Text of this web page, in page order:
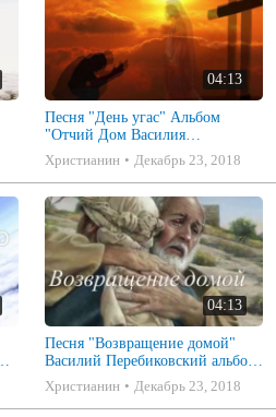
04:13
Песня "День угас" Альбом
"Отчий Дом Василия
Перебиковского 2016 г.
Христианин Декабрь 23, 2018
04:13
Песня "Возвращение домой"
Василий Перебиковский альбом
"Отчий дом"2016
Христианин Декабрь 23, 2018